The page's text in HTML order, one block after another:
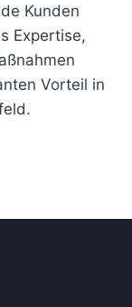
Kunden
Expertise,
Vorteil in